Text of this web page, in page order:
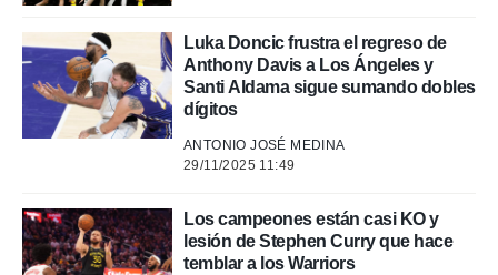
Luka Doncic frustra el regreso de
Anthony Davis a Los Ángeles y
Santi Aldama sigue sumando dobles
dígitos
ANTONIO JOSÉ MEDINA
29/11/2025 11:49
Los campeones están casi KO y
lesión de Stephen Curry que hace
temblar a los Warriors